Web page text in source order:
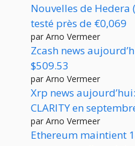
Nouvelles de
testé près de €0,069
par Arno Vermeer
Zcash news
$509.53
par Arno Vermeer
Xrp news
CLARITY en
par Arno Vermeer
Ethereum maintient